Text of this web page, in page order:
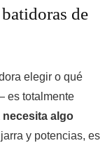
de
elegir o qué
es totalmente
algo
y potencias, es